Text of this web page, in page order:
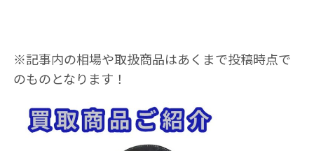
※記事内の相場や取扱商品はあくまで投稿時点で
のものとなります！